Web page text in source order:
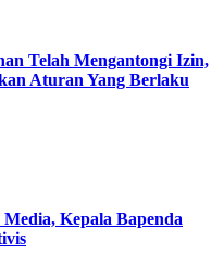
Telah Mengantongi Izin,
Aturan Yang Berlaku
Kepala Bapenda